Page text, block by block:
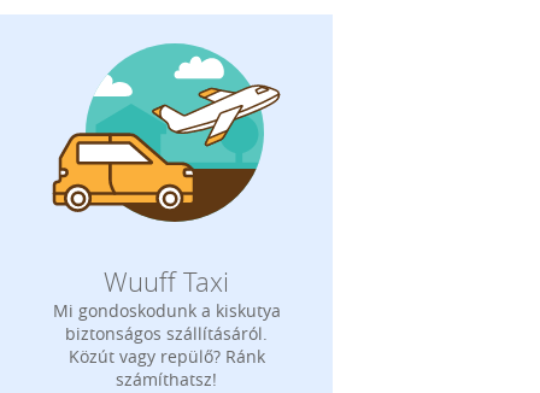
Wuuff Taxi
Mi gondoskodunk a kiskutya
biztonságos szállításáról.
Közút vagy repülő? Ránk
számíthatsz!